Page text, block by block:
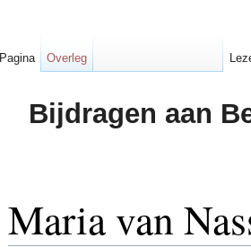
Bijdragen aan
Maria van
Pagina Overleg